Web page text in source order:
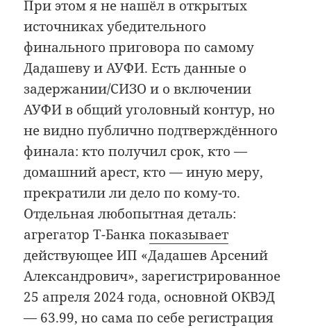
При этом я не нашёл в открытых
источниках убедительного
финального приговора по самому
Дадашеву и АУФИ. Есть данные о
задержании/СИЗО и о включении
АУФИ в общий уголовный контур, но
не видно публично подтверждённого
финала: кто получил срок, кто —
домашний арест, кто — иную меру,
прекратили ли дело по кому-то.
Отдельная любопытная деталь:
агрегатор Т-Банкапоказывает
действующее ИП «Дадашев Арсений
Александрович», зарегистрированное
25 апреля 2024 года, основной ОКВЭД
— 63.99, но сама по себе регистрация